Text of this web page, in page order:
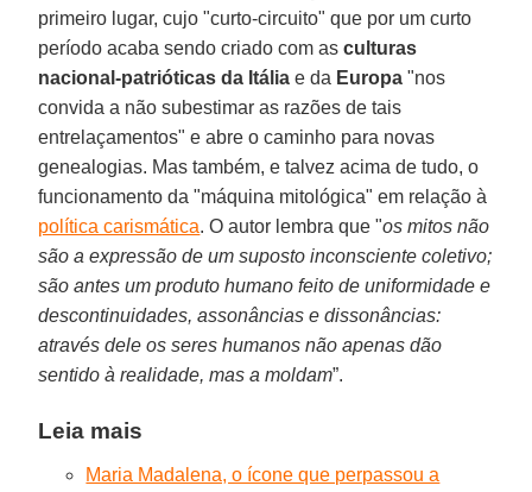
primeiro lugar, cujo "curto-circuito" que por um curto
período acaba sendo criado com asculturas
nacional-patrióticas da Itália e da Europa "nos
convida a não subestimar as razões de tais
entrelaçamentos" e abre o caminho para novas
genealogias. Mas também, e talvez acima de tudo, o
funcionamento da "máquina mitológica" em relação à
política carismática. O autor lembra que "os mitos não
são a expressão de um suposto inconsciente coletivo;
são antes um produto humano feito de uniformidade e
descontinuidades, assonâncias e dissonâncias:
através dele os seres humanos não apenas dão
sentido à realidade, mas a moldam”.
Leia mais
Maria Madalena, o ícone que perpassou a